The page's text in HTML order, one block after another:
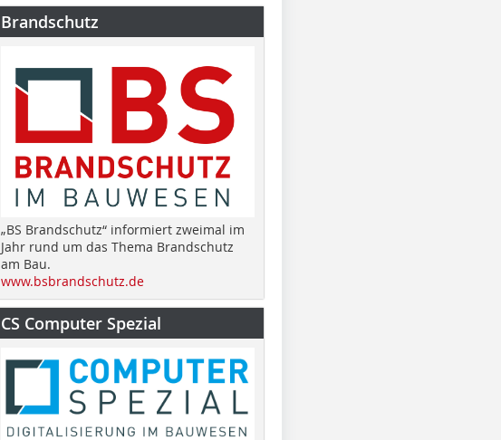
Brandschutz
„BS Brandschutz“ informiert zweimal im
Jahr rund um das Thema Brandschutz
am Bau.
www.bsbrandschutz.de
CS Computer Spezial